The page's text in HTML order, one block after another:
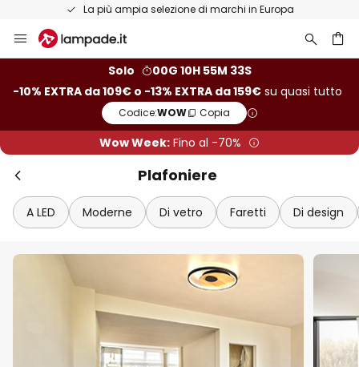
Resi entro 50 giorni
Salta
al
Solo
00G 10H 55M 31S
-10% EXTRA da 109€ o -13% EXTRA da 159€ su quasi tutto
Codice:WOW Copia
Wow Week: Fino al -70%
Plafoniere
A LED Moderne Di vetro Faretti Di design